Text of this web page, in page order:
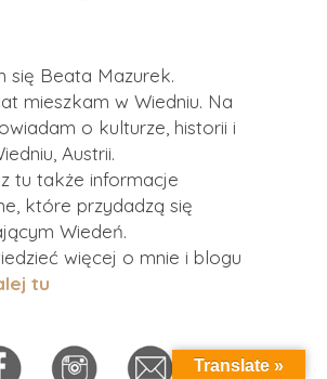
się Beata Mazurek.
mieszkam w Wiedniu. Na
o kulturze, historii i
Austrii.
tu także informacje
które przydadzą się
Wiedeń.
więcej o mnie i blogu
tu
Translate »